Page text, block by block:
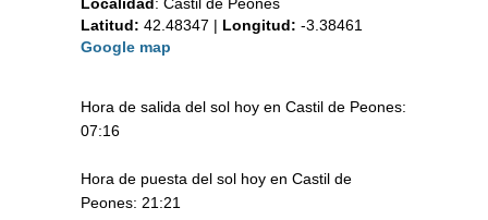
Localidad : Castil de Peones
Latitud: 42.48347 | Longitud: -3.38461
Google map
Hora de salida del sol hoy en Castil de Peones:
07:16
Hora de puesta del sol hoy en Castil de
Peones: 21:21